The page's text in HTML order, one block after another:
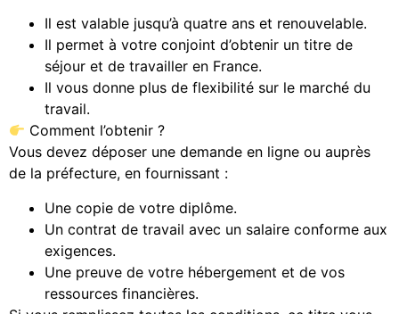
Il est valable jusqu’à quatre ans et renouvelable.
Il permet à votre conjoint d’obtenir un titre de
séjour et de travailler en France.
Il vous donne plus de flexibilité sur le marché du
travail.
Comment l’obtenir ?
Vous devez déposer une demande en ligne ou auprès
de la préfecture, en fournissant :
Une copie de votre diplôme.
Un contrat de travail avec un salaire conforme aux
exigences.
Une preuve de votre hébergement et de vos
ressources financières.